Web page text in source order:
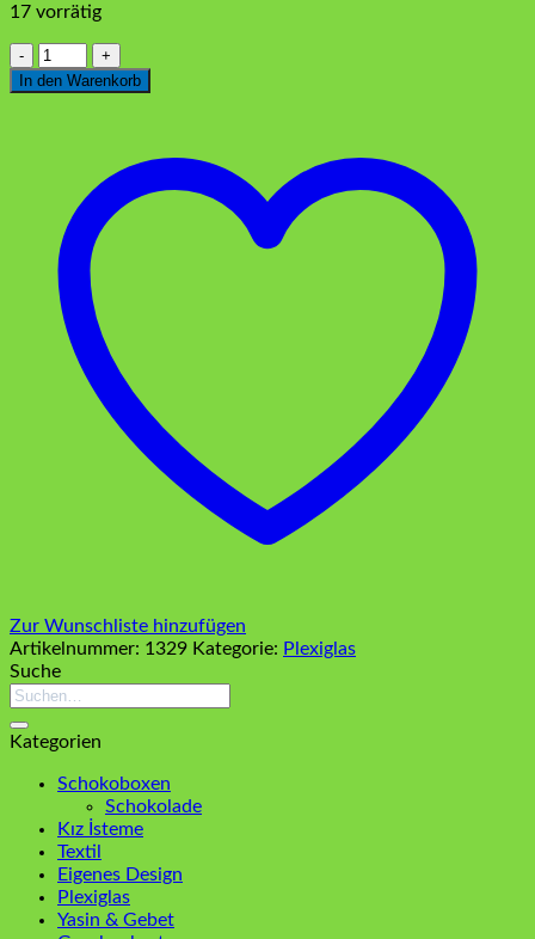
17 vorrätig
Plexiglas
Sagdic
Silber
In den Warenkorb
Zur Wunschliste hinzufügen
Artikelnummer: 1329 Kategorie: Plexiglas
Suche
Suchen
Kategorien
Schokoboxen
Schokolade
Kız İsteme
Textil
Eigenes Design
Plexiglas
Yasin & Gebet